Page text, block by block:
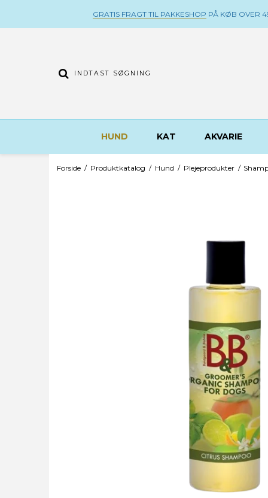
GRATIS FRAGT TIL PAKKESHOP PÅ KØB OVER
HUND KAT AKVARIE
Forside / Produktkatalog / Hund / Plejeprodukter /